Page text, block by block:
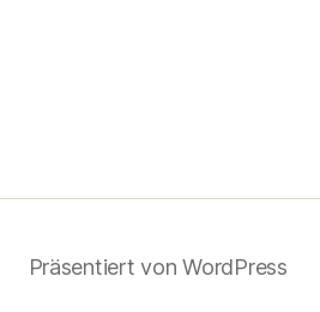
Präsentiert von WordPress